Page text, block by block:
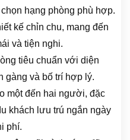
hạng phòng phù hợp.
kế chỉn chu, mang đến
và tiện nghi.
tiêu chuẩn với diện
gàng và bố trí hợp lý.
một đến hai người, đặc
khách lưu trú ngắn ngày
phí.